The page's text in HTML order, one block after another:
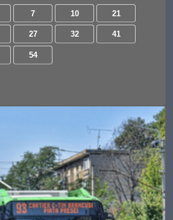
7 10 21
27 32 41
54